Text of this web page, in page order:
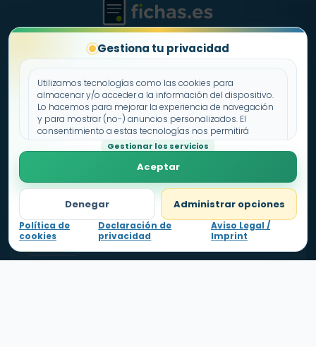
Gestiona tu privacidad
Utilizamos tecnologías como las cookies para
almacenar y/o acceder a la información del dispositivo.
Lo hacemos para mejorar la experiencia de navegación
y para mostrar (no-) anuncios personalizados. El
consentimiento a estas tecnologías nos permitirá
procesar datos como el comportamiento de
navegación o los ID's únicos en este sitio. No consentir o
retirar el consentimiento, puede afectar negativamente a
Gestionar los servicios
Aceptar
Denegar Administrar opciones
Política de
cookies
Declaración de
privacidad
Aviso Legal /
Imprint
Nivel1
Fichas educativas gratis, claras y pensadas para
aprender sin perder la sonrisa.
Para Carla♥
ETAPAS
Infantil Primaria Dictados Blog
INFANTIL
3 años 4 años 5 años
Halloween
Navidad